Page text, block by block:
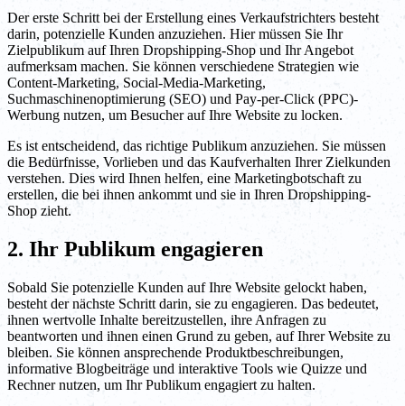
Der erste Schritt bei der Erstellung eines Verkaufstrichters besteht
darin, potenzielle Kunden anzuziehen. Hier müssen Sie Ihr
Zielpublikum auf Ihren Dropshipping-Shop und Ihr Angebot
aufmerksam machen. Sie können verschiedene Strategien wie
Content-Marketing, Social-Media-Marketing,
Suchmaschinenoptimierung (SEO) und Pay-per-Click (PPC)-
Werbung nutzen, um Besucher auf Ihre Website zu locken.
Es ist entscheidend, das richtige Publikum anzuziehen. Sie müssen
die Bedürfnisse, Vorlieben und das Kaufverhalten Ihrer Zielkunden
verstehen. Dies wird Ihnen helfen, eine Marketingbotschaft zu
erstellen, die bei ihnen ankommt und sie in Ihren Dropshipping-
Shop zieht.
2. Ihr Publikum engagieren
Sobald Sie potenzielle Kunden auf Ihre Website gelockt haben,
besteht der nächste Schritt darin, sie zu engagieren. Das bedeutet,
ihnen wertvolle Inhalte bereitzustellen, ihre Anfragen zu
beantworten und ihnen einen Grund zu geben, auf Ihrer Website zu
bleiben. Sie können ansprechende Produktbeschreibungen,
informative Blogbeiträge und interaktive Tools wie Quizze und
Rechner nutzen, um Ihr Publikum engagiert zu halten.